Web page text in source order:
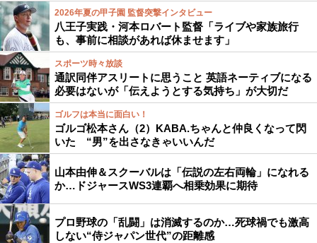
2026年夏の甲子園 監督突撃インタビュー
八王子実践・河本ロバート監督「ライブや家族旅行
も、事前に相談があれば休ませます」
スポーツ時々放談
通訳同伴アスリートに思うこと 英語ネーティブになる
必要はないが「伝えようとする気持ち」が大切だ
ゴルフは本当に面白い！
ゴルゴ松本さん（2）KABA.ちゃんと仲良くなって閃
いた “男”を出さなきゃいいんだ
山本由伸＆スクーバルは「伝説の左右両輪」になれる
か…ドジャースWS3連覇へ相乗効果に期待
プロ野球の「乱闘」は消滅するのか…死球禍でも激高
しない“侍ジャパン世代”の距離感